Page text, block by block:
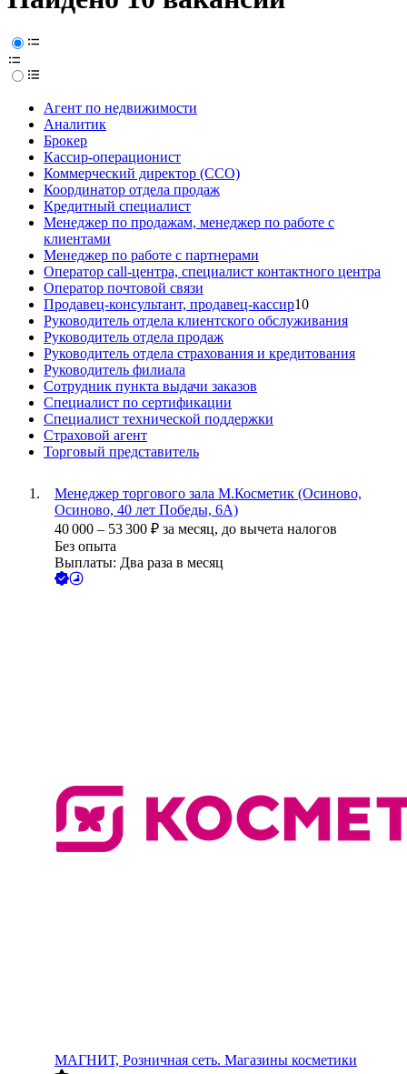
Агент по недвижимости
Аналитик
Брокер
Кассир-операционист
Коммерческий директор (CCO)
Координатор отдела продаж
Кредитный специалист
Менеджер по продажам, менеджер по работе с
клиентами
Менеджер по работе с партнерами
Оператор call-центра, специалист контактного центра
Оператор почтовой связи
Продавец-консультант, продавец-кассир10
Руководитель отдела клиентского обслуживания
Руководитель отдела продаж
Руководитель отдела страхования и кредитования
Руководитель филиала
Сотрудник пункта выдачи заказов
Специалист по сертификации
Специалист технической поддержки
Страховой агент
Торговый представитель
Менеджер торгового зала М.Косметик (Осиново,
Осиново, 40 лет Победы, 6А)
40 000 – 53 300 ₽ за месяц, до вычета налогов
Без опыта
Выплаты: Два раза в месяц
МАГНИТ, Розничная сеть. Магазины косметики